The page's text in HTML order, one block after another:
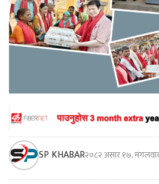
SP KHABAR२०८२ असार १७,